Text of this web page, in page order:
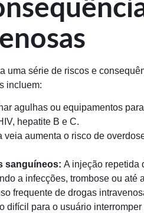
uma série de riscos e
incluem:
agulhas ou equipamentos
hepatite B e C.
veia aumenta o risco de
sanguíneos: A injeção repetida
a infecções, trombose ou até
frequente de drogas
difícil para o usuário interromper